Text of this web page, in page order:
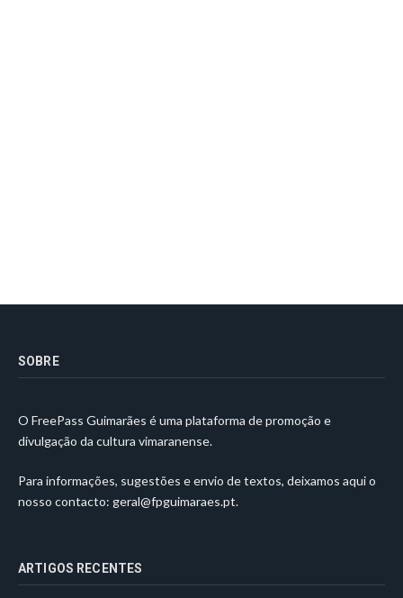
SOBRE
O FreePass Guimarães é uma plataforma de promoção e
divulgação da cultura vimaranense.
Para informações, sugestões e envio de textos, deixamos aqui o
nosso contacto: geral@fpguimaraes.pt.
ARTIGOS RECENTES